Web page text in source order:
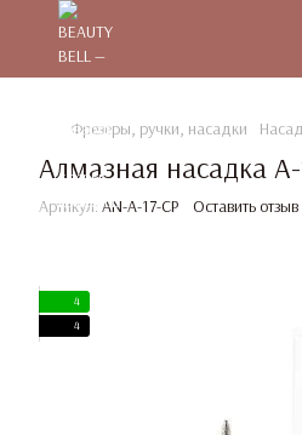
Фрезеры, ручки, насадки
Алмазная насадка A-
Артикул: AN-A-17-CP Оставить отзыв
4
4